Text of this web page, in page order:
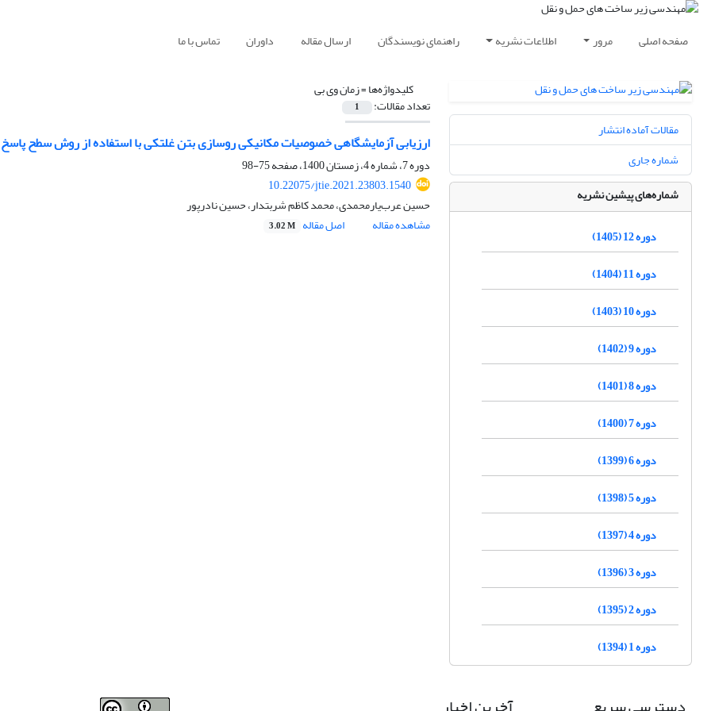
صفحه اصلی مرور اطلاعات نشریه راهنمای نویسندگان ارسال مقاله داوران تماس با ما
کلیدواژه‌ها =زمان وی بی
تعداد مقالات: 1
ارزیابی آزمایشگاهی خصوصیات مکانیکی روسازی بتن غلتکی با استفاده از روش سطح پاسخ
دوره 7، شماره 4، زمستان 1400، صفحه
75-98
10.22075/jtie.2021.23803.1540
حسین عرب‌یارمحمدی، محمد کاظم شربتدار، حسین نادرپور
مشاهده مقاله
اصل مقاله 3.02 M
مقالات آماده انتشار
شماره جاری
شماره‌های پیشین نشریه
دوره 12 (1405)
دوره 11 (1404)
دوره 10 (1403)
دوره 9 (1402)
دوره 8 (1401)
دوره 7 (1400)
دوره 6 (1399)
دوره 5 (1398)
دوره 4 (1397)
دوره 3 (1396)
دوره 2 (1395)
دوره 1 (1394)